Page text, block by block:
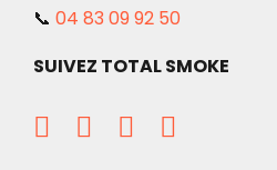
📞 04 83 09 92 50
SUIVEZ TOTAL SMOKE